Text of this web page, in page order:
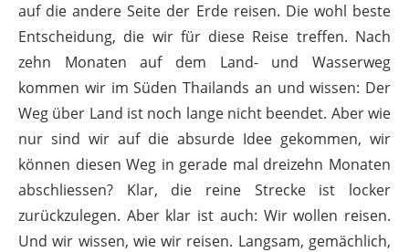
auf die andere Seite der Erde reisen. Die wohl beste
Entscheidung, die wir für diese Reise treffen. Nach
zehn Monaten auf dem Land- und Wasserweg
kommen wir im Süden Thailands an und wissen: Der
Weg über Land ist noch lange nicht beendet. Aber wie
nur sind wir auf die absurde Idee gekommen, wir
können diesen Weg in gerade mal dreizehn Monaten
abschliessen? Klar, die reine Strecke ist locker
zurückzulegen. Aber klar ist auch: Wir wollen reisen.
Und wir wissen, wie wir reisen. Langsam, gemächlich,